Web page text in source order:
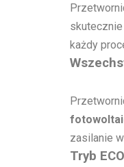
każdy
zasilanie
Tryb